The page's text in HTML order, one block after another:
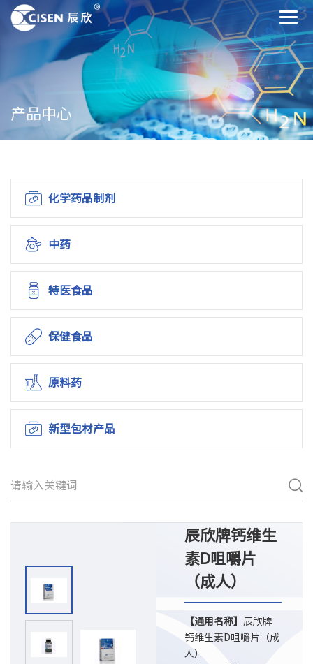
产品中心
化学药品制剂
中药
特医食品
保健食品
原料药
新型包材产品
辰欣牌钙维生
素D咀嚼片
（成人）
【通用名称】 辰欣牌
钙维生素D咀嚼片（成
人）